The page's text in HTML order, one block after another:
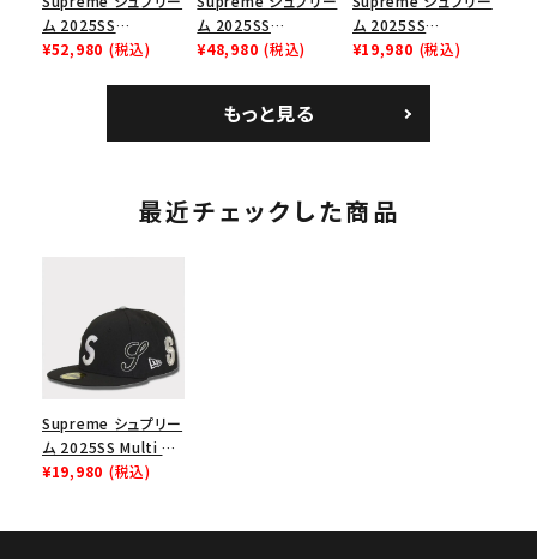
ム 2025SS
Bandana Football
¥52,980 (税込)
ム 2025SS
Backpack バックパッ
¥48,980 (税込)
ム 2025SS
Homerun Tee ホー
¥19,980 (税込)
もっと見る
最近チェックした商品
Supreme シュプリー
ム 2025SS Multi S
Logo New Era Cap
¥19,980 (税込)